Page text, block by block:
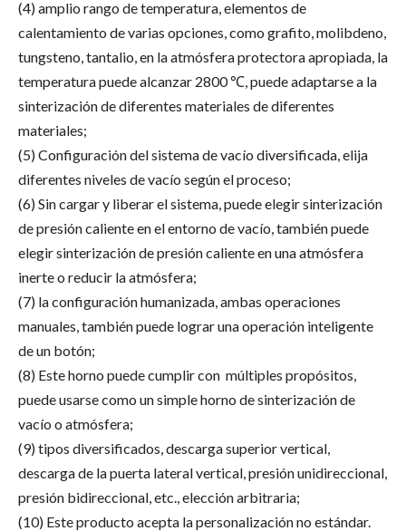
(4) amplio rango de temperatura, elementos de
calentamiento de varias opciones, como grafito, molibdeno,
tungsteno, tantalio, en la atmósfera protectora apropiada, la
temperatura puede alcanzar 2800 ℃, puede adaptarse a la
sinterización de diferentes materiales de diferentes
materiales;
(5) Configuración del sistema de vacío diversificada, elija
diferentes niveles de vacío según el proceso;
(6) Sin cargar y liberar el sistema, puede elegir sinterización
de presión caliente en el entorno de vacío, también puede
elegir sinterización de presión caliente en una atmósfera
inerte o reducir la atmósfera;
(7) la configuración humanizada, ambas operaciones
manuales, también puede lograr una operación inteligente
de un botón;
(8) Este horno puede cumplir con múltiples propósitos,
puede usarse como un simple horno de sinterización de
vacío o atmósfera;
(9) tipos diversificados, descarga superior vertical,
descarga de la puerta lateral vertical, presión unidireccional,
presión bidireccional, etc., elección arbitraria;
(10) Este producto acepta la personalización no estándar.